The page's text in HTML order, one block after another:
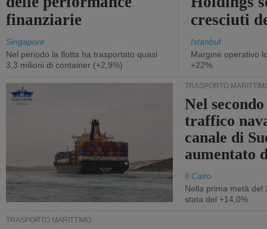
finanziarie
Singapore
Nel periodo la flotta ha trasportato quasi
3,3 milioni di container (+2,9%)
cresciuti
Istanbul
Margine operativo
+22%
TRASPORTO
Nel
traffico
canale di
aumentato
Il Cairo
Nella prima metà del
stata del +14,0%
TRASPORTO MARITTIMO